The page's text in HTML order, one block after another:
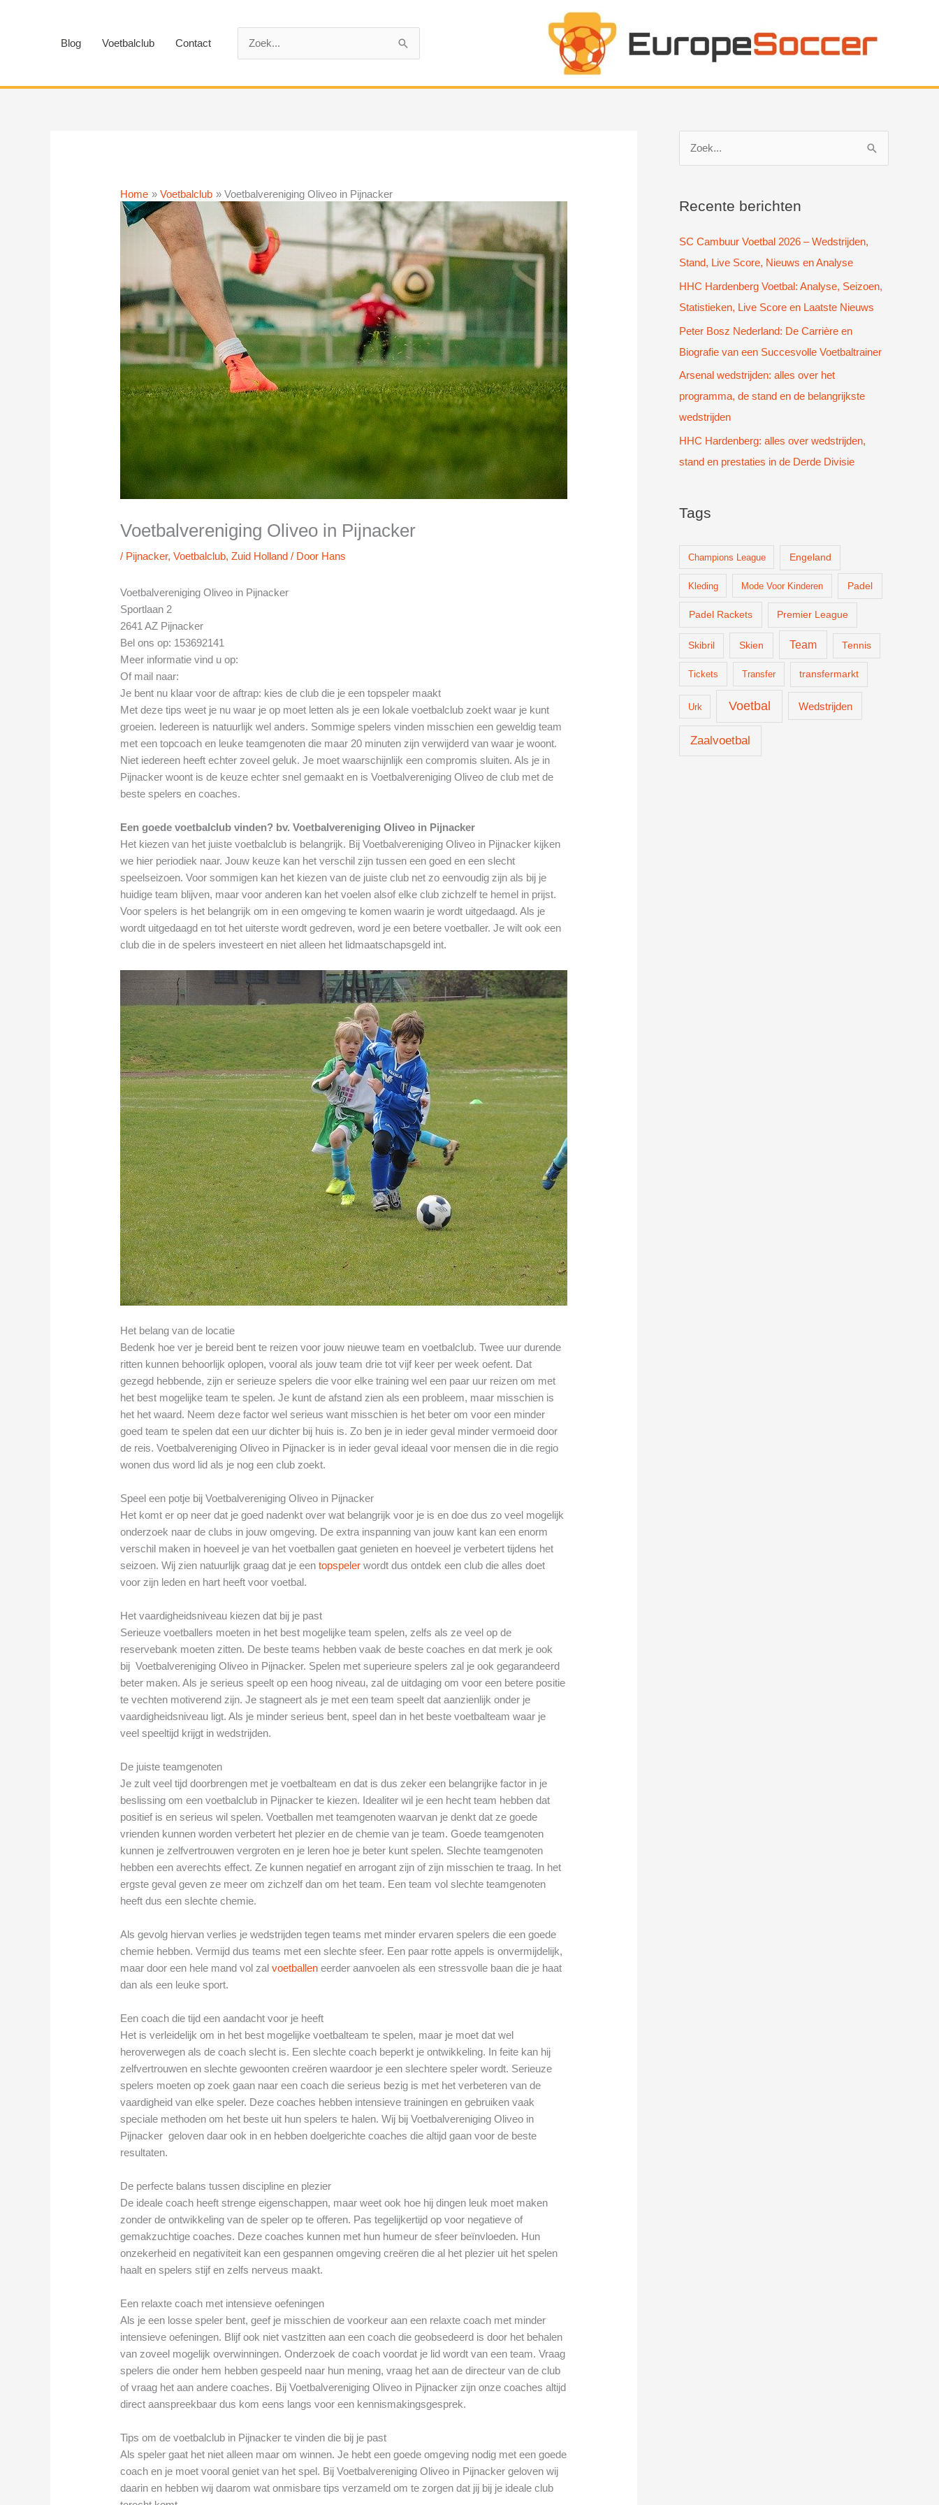
Blog Voetbalclub Contact
Home Voetbalclub Voetbalvereniging Oliveo in Pijnacker
Voetbalvereniging Oliveo in Pijnacker
/ Pijnacker,Voetbalclub,Zuid Holland / Door Hans
Voetbalvereniging Oliveo in Pijnacker
Sportlaan 2
2641 AZ Pijnacker
Bel ons op: 153692141
Meer informatie vind u op:
Of mail naar:
Je bent nu klaar voor de aftrap: kies de club die je een topspeler maakt
Met deze tips weet je nu waar je op moet letten als je een lokale voetbalclub zoekt waar je kunt
groeien. Iedereen is natuurlijk wel anders. Sommige spelers vinden misschien een geweldig team
met een topcoach en leuke teamgenoten die maar 20 minuten zijn verwijderd van waar je woont.
Niet iedereen heeft echter zoveel geluk. Je moet waarschijnlijk een compromis sluiten. Als je in
Pijnacker woont is de keuze echter snel gemaakt en is Voetbalvereniging Oliveo de club met de
beste spelers en coaches.
Een goede voetbalclub vinden? bv. Voetbalvereniging Oliveo in Pijnacker
Het kiezen van het juiste voetbalclub is belangrijk. Bij Voetbalvereniging Oliveo in Pijnacker kijken
we hier periodiek naar. Jouw keuze kan het verschil zijn tussen een goed en een slecht
speelseizoen. Voor sommigen kan het kiezen van de juiste club net zo eenvoudig zijn als bij je
huidige team blijven, maar voor anderen kan het voelen alsof elke club zichzelf te hemel in prijst.
Voor spelers is het belangrijk om in een omgeving te komen waarin je wordt uitgedaagd. Als je
wordt uitgedaagd en tot het uiterste wordt gedreven, word je een betere voetballer. Je wilt ook een
club die in de spelers investeert en niet alleen het lidmaatschapsgeld int.
Het belang van de locatie
Bedenk hoe ver je bereid bent te reizen voor jouw nieuwe team en voetbalclub. Twee uur durende
ritten kunnen behoorlijk oplopen, vooral als jouw team drie tot vijf keer per week oefent. Dat
gezegd hebbende, zijn er serieuze spelers die voor elke training wel een paar uur reizen om met
het best mogelijke team te spelen. Je kunt de afstand zien als een probleem, maar misschien is
het het waard. Neem deze factor wel serieus want misschien is het beter om voor een minder
goed team te spelen dat een uur dichter bij huis is. Zo ben je in ieder geval minder vermoeid door
de reis. Voetbalvereniging Oliveo in Pijnacker is in ieder geval ideaal voor mensen die in die regio
wonen dus word lid als je nog een club zoekt.
Speel een potje bij Voetbalvereniging Oliveo in Pijnacker
Het komt er op neer dat je goed nadenkt over wat belangrijk voor je is en doe dus zo veel mogelijk
onderzoek naar de clubs in jouw omgeving. De extra inspanning van jouw kant kan een enorm
verschil maken in hoeveel je van het voetballen gaat genieten en hoeveel je verbetert tijdens het
seizoen. Wij zien natuurlijk graag dat je eentopspeler wordt dus ontdek een club die alles doet
voor zijn leden en hart heeft voor voetbal.
Het vaardigheidsniveau kiezen dat bij je past
Serieuze voetballers moeten in het best mogelijke team spelen, zelfs als ze veel op de
reservebank moeten zitten. De beste teams hebben vaak de beste coaches en dat merk je ook
bij Voetbalvereniging Oliveo in Pijnacker. Spelen met superieure spelers zal je ook gegarandeerd
beter maken. Als je serieus speelt op een hoog niveau, zal de uitdaging om voor een betere positie
te vechten motiverend zijn. Je stagneert als je met een team speelt dat aanzienlijk onder je
vaardigheidsniveau ligt. Als je minder serieus bent, speel dan in het beste voetbalteam waar je
veel speeltijd krijgt in wedstrijden.
De juiste teamgenoten
Je zult veel tijd doorbrengen met je voetbalteam en dat is dus zeker een belangrijke factor in je
beslissing om een voetbalclub in Pijnacker te kiezen. Idealiter wil je een hecht team hebben dat
positief is en serieus wil spelen. Voetballen met teamgenoten waarvan je denkt dat ze goede
vrienden kunnen worden verbetert het plezier en de chemie van je team. Goede teamgenoten
kunnen je zelfvertrouwen vergroten en je leren hoe je beter kunt spelen. Slechte teamgenoten
hebben een averechts effect. Ze kunnen negatief en arrogant zijn of zijn misschien te traag. In het
ergste geval geven ze meer om zichzelf dan om het team. Een team vol slechte teamgenoten
heeft dus een slechte chemie.
Als gevolg hiervan verlies je wedstrijden tegen teams met minder ervaren spelers die een goede
chemie hebben. Vermijd dus teams met een slechte sfeer. Een paar rotte appels is onvermijdelijk,
maar door een hele mand vol zalvoetballen eerder aanvoelen als een stressvolle baan die je haat
dan als een leuke sport.
Een coach die tijd een aandacht voor je heeft
Het is verleidelijk om in het best mogelijke voetbalteam te spelen, maar je moet dat wel
heroverwegen als de coach slecht is. Een slechte coach beperkt je ontwikkeling. In feite kan hij
zelfvertrouwen en slechte gewoonten creëren waardoor je een slechtere speler wordt. Serieuze
spelers moeten op zoek gaan naar een coach die serieus bezig is met het verbeteren van de
vaardigheid van elke speler. Deze coaches hebben intensieve trainingen en gebruiken vaak
speciale methoden om het beste uit hun spelers te halen. Wij bij Voetbalvereniging Oliveo in
Pijnacker geloven daar ook in en hebben doelgerichte coaches die altijd gaan voor de beste
resultaten.
De perfecte balans tussen discipline en plezier
De ideale coach heeft strenge eigenschappen, maar weet ook hoe hij dingen leuk moet maken
zonder de ontwikkeling van de speler op te offeren. Pas tegelijkertijd op voor negatieve of
gemakzuchtige coaches. Deze coaches kunnen met hun humeur de sfeer beïnvloeden. Hun
onzekerheid en negativiteit kan een gespannen omgeving creëren die al het plezier uit het spelen
haalt en spelers stijf en zelfs nerveus maakt.
Een relaxte coach met intensieve oefeningen
Als je een losse speler bent, geef je misschien de voorkeur aan een relaxte coach met minder
intensieve oefeningen. Blijf ook niet vastzitten aan een coach die geobsedeerd is door het behalen
van zoveel mogelijk overwinningen. Onderzoek de coach voordat je lid wordt van een team. Vraag
spelers die onder hem hebben gespeeld naar hun mening, vraag het aan de directeur van de club
of vraag het aan andere coaches. Bij Voetbalvereniging Oliveo in Pijnacker zijn onze coaches altijd
direct aanspreekbaar dus kom eens langs voor een kennismakingsgesprek.
Tips om de voetbalclub in Pijnacker te vinden die bij je past
Als speler gaat het niet alleen maar om winnen. Je hebt een goede omgeving nodig met een goede
coach en je moet vooral geniet van het spel. Bij Voetbalvereniging Oliveo in Pijnacker geloven wij
daarin en hebben wij daarom wat onmisbare tips verzameld om te zorgen dat jij bij je ideale club
k
a
a
r
:
Recente berichten
SC Cambuur Voetbal 2026 – Wedstrijden,
Stand, Live Score, Nieuws en Analyse
HHC Hardenberg Voetbal: Analyse, Seizoen,
Statistieken, Live Score en Laatste Nieuws
Peter Bosz Nederland: De Carrière en
Biografie van een Succesvolle Voetbaltrainer
Arsenal wedstrijden: alles over het
programma, de stand en de belangrijkste
wedstrijden
HHC Hardenberg: alles over wedstrijden,
stand en prestaties in de Derde Divisie
Tags
Champions League Engeland
Kleding Mode Voor Kinderen Padel
Padel Rackets Premier League
Skibril Skien Team Tennis
Tickets Transfer transfermarkt
Urk Voetbal Wedstrijden
Zaalvoetbal